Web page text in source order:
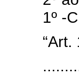
1º -